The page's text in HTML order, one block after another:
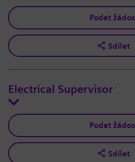
Podat
Sdílet
Electrical Supervisor
Podat
Sdílet